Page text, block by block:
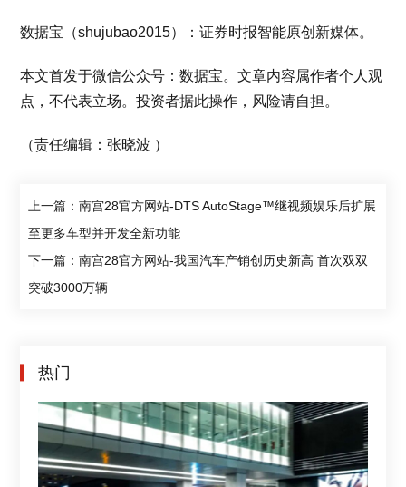
数据宝（shujubao2015）：证券时报智能原创新媒体。
本文首发于微信公众号：数据宝。文章内容属作者个人观
点，不代表立场。投资者据此操作，风险请自担。
（责任编辑：张晓波 ）
上一篇：南宫28官方网站-DTS AutoStage™继视频娱乐后扩展
至更多车型并开发全新功能
下一篇：南宫28官方网站-我国汽车产销创历史新高 首次双双
突破3000万辆
热门